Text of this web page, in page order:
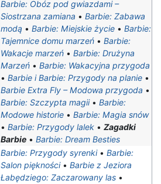
Barbie: Obóz pod gwiazdami –
Siostrzana zamiana • Barbie: Zabawa
modą • Barbie: Miejskie życie • Barbie:
Tajemnice domu marzeń • Barbie:
Wakacje marzeń • Barbie: Drużyna
Marzeń • Barbie: Wakacyjna przygoda
• Barbie i Barbie: Przygody na planie •
Barbie Extra Fly – Modowa przygoda •
Barbie: Szczypta magii• Barbie:
Modowe historie • Barbie: Magia snów
• Barbie: Przygody lalek • Zagadki
Barbie • Barbie: Dream Besties
Barbie: Przygody syrenki• Barbie:
Salon piękności• Barbie z Jeziora
Łabędziego: Zaczarowany las •